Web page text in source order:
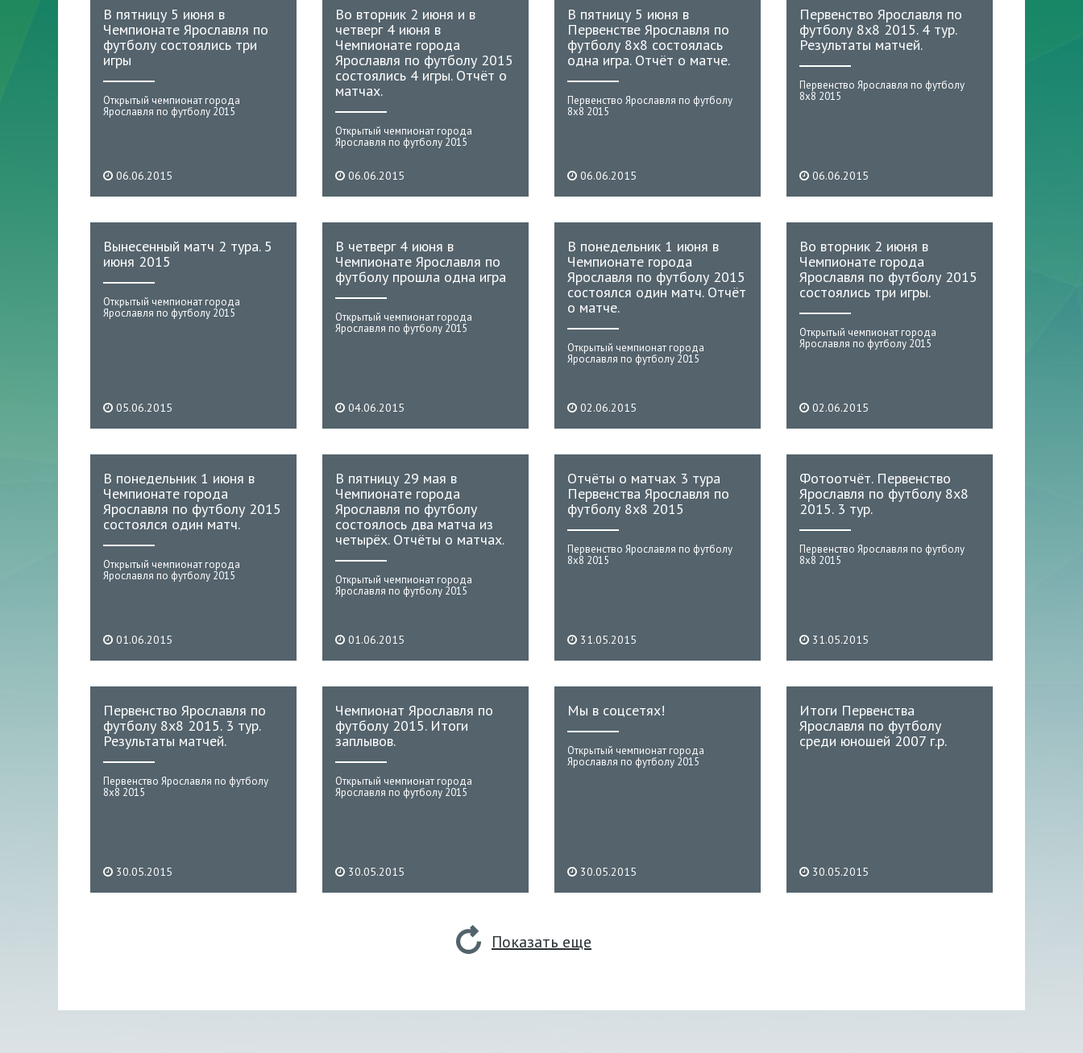
В пятницу 5 июня в
Чемпионате Ярославля по
футболу состоялись три
игры
Открытый чемпионат города
Ярославля по футболу 2015
06.06.2015
Во вторник 2 июня и в
четверг 4 июня в
Чемпионате города
Ярославля по футболу 2015
состоялись 4 игры. Отчёт о
матчах.
Открытый чемпионат города
Ярославля по футболу 2015
06.06.2015
В пятницу 5 июня в
Первенстве Ярославля по
футболу 8x8 состоялась
одна игра. Отчёт о матче.
Первенство Ярославля по футболу
8х8 2015
06.06.2015
Первенство Ярославля по
футболу 8х8 2015. 4 тур.
Результаты матчей.
Первенство Ярославля по футболу
8х8 2015
06.06.2015
Вынесенный матч 2 тура. 5
июня 2015
Открытый чемпионат города
Ярославля по футболу 2015
05.06.2015
В четверг 4 июня в
Чемпионате Ярославля по
футболу прошла одна игра
Открытый чемпионат города
Ярославля по футболу 2015
04.06.2015
В понедельник 1 июня в
Чемпионате города
Ярославля по футболу 2015
состоялся один матч. Отчёт
о матче.
Открытый чемпионат города
Ярославля по футболу 2015
02.06.2015
Во вторник 2 июня в
Чемпионате города
Ярославля по футболу 2015
состоялись три игры.
Открытый чемпионат города
Ярославля по футболу 2015
02.06.2015
В понедельник 1 июня в
Чемпионате города
Ярославля по футболу 2015
состоялся один матч.
Открытый чемпионат города
Ярославля по футболу 2015
01.06.2015
В пятницу 29 мая в
Чемпионате города
Ярославля по футболу
состоялось два матча из
четырёх. Отчёты о матчах.
Открытый чемпионат города
Ярославля по футболу 2015
01.06.2015
Отчёты о матчах 3 тура
Первенства Ярославля по
футболу 8х8 2015
Первенство Ярославля по футболу
8х8 2015
31.05.2015
Фотоотчёт. Первенство
Ярославля по футболу 8х8
2015. 3 тур.
Первенство Ярославля по футболу
8х8 2015
31.05.2015
Первенство Ярославля по
футболу 8х8 2015. 3 тур.
Результаты матчей.
Первенство Ярославля по футболу
8х8 2015
30.05.2015
Чемпионат Ярославля по
футболу 2015. Итоги
заплывов.
Открытый чемпионат города
Ярославля по футболу 2015
30.05.2015
Мы в соцсетях!
Открытый чемпионат города
Ярославля по футболу 2015
30.05.2015
Итоги Первенства
Ярославля по футболу
среди юношей 2007 г.р.
30.05.2015
Показать еще